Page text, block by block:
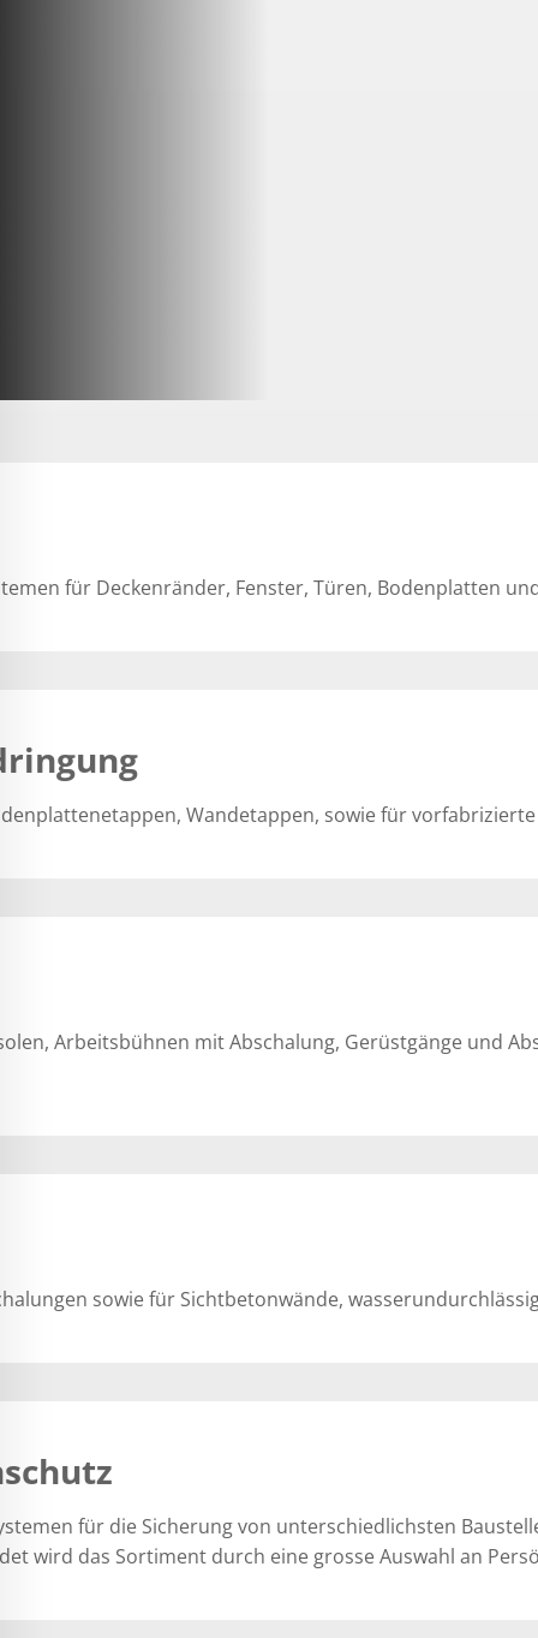
für Deckenränder, Fenster, Türen, Bodenplatten
Wandetappen, sowie für
Arbeitsbühnen mit Abschalung, Gerüstgänge und
sowie für Sichtbetonwände,
für die Sicherung von unterschiedlichsten
wird das Sortiment durch eine grosse Auswahl an